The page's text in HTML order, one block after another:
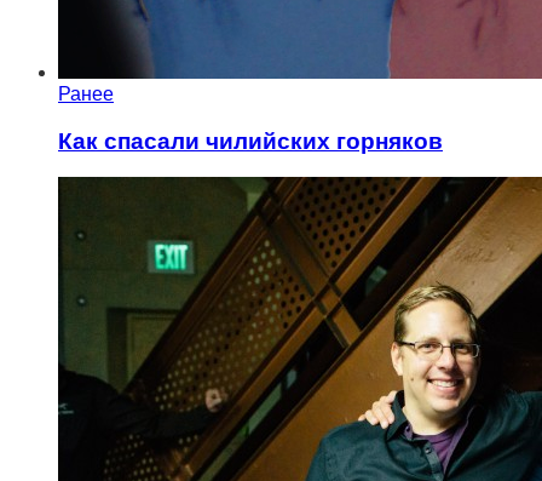
Ранее
Как спасали чилийских горняков